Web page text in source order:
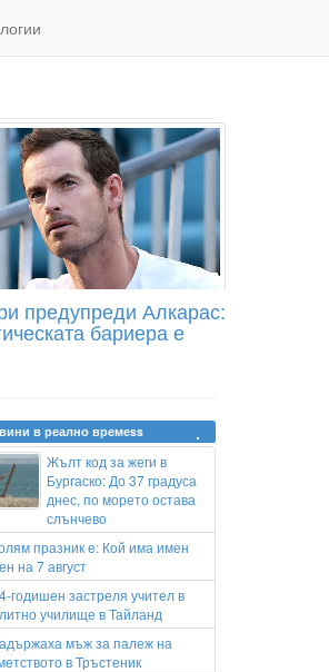
предупреди Алкарас:
бариера е
в реално времеss
Жълт код за жеги в
Бургаско: До 37 градуса
днес, по морето остава
слънчево
празник е: Кой има имен
на 7 август
годишен застреля учител в
училище в Тайланд
мъж за палеж на
в Тръстеник